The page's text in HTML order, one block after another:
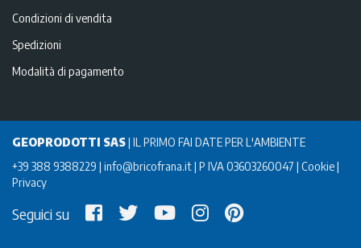
Condizioni di vendita
Spedizioni
Modalità di pagamento
GEOPRODOTTI SAS| IL PRIMO FAI DATE PER L'AMBIENTE
+39 388 9388229 info@bricofrana.it P IVA 03603260047 Cookie
Privacy
Seguici su